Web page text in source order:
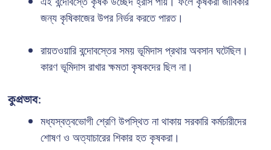
জন্য কৃষিকাজের উপর নির্ভর করতে পারত।
রায়তওয়ারি বন্দোবস্তের সময় ভূমিদাস প্রথার অবসান ঘটেছিল।
কারণ ভূমিদাস রাখার ক্ষমতা কৃষকদের ছিল না।
কুপ্রভাব:
মধ্যস্বত্বভোগী শ্রেণি উপস্থিত না থাকায় সরকারি কর্মচারীদের
শোষণ ও অত্যাচারের শিকার হত কৃষকরা।